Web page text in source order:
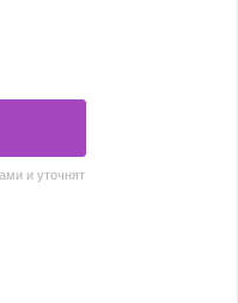
и уточнят